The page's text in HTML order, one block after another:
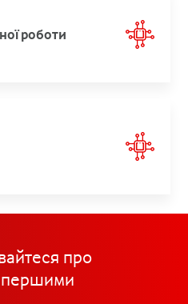
роботи
про
першими